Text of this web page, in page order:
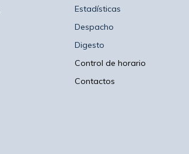
Estadísticas
Despacho
Digesto
Control de horario
Contactos